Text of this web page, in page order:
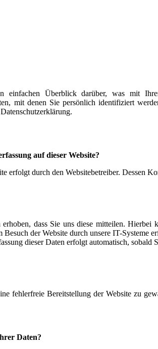
einfachen Überblick darüber, was mit
mit denen Sie persönlich identifiziert
auf dieser Website?
erfolgt durch den Websitebetreiber. Dessen
dass Sie uns diese mitteilen.
der Website durch unsere IT-Systeme
dieser Daten erfolgt automatisch, sobald
fehlerfreie Bereitstellung der Website zu
Daten?